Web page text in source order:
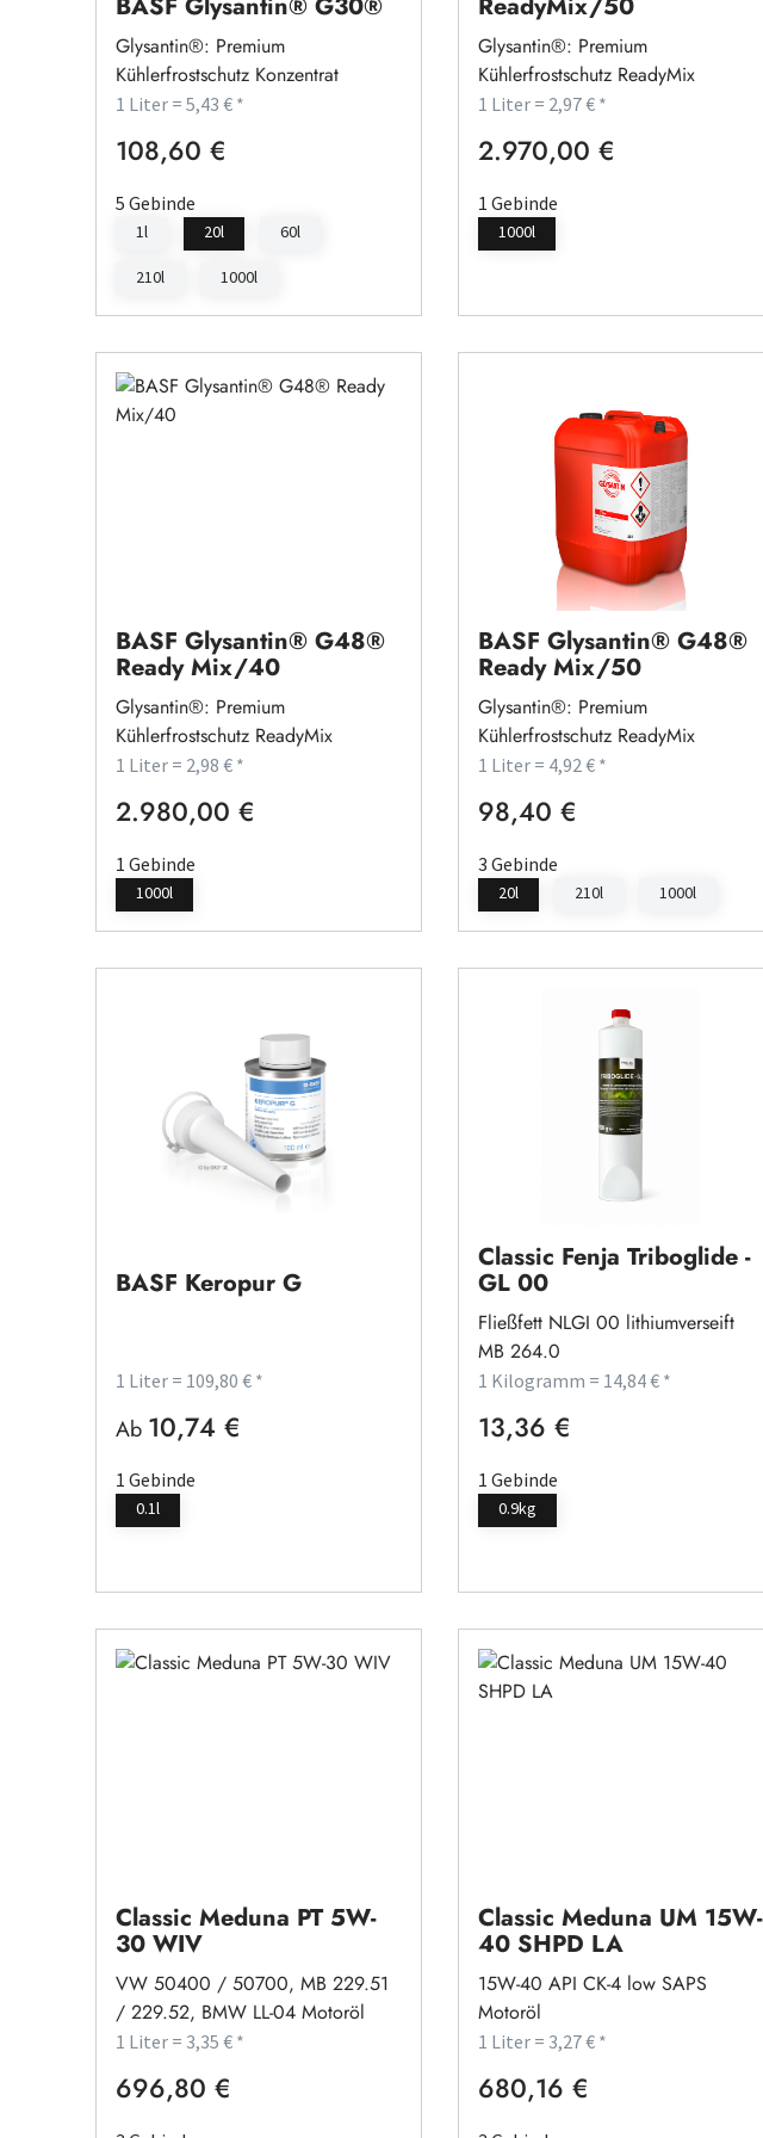
Glysantin®: Premium
Kühlerfrostschutz Konzentrat
1 Liter = 5,43 € *
Regulärer Preis:
108,60 €
5 Gebinde
1l 20l 60l
210l 1000l
Glysantin®: Premium
Kühlerfrostschutz ReadyMix
1 Liter = 2,97 € *
Regulärer Preis:
2.970,00 €
1 Gebinde
1000l
BASF Glysantin® G48®
Ready Mix/40
Glysantin®: Premium
Kühlerfrostschutz ReadyMix
1 Liter = 2,98 € *
Regulärer Preis:
2.980,00 €
1 Gebinde
1000l
BASF Glysantin® G48®
Ready Mix/50
Glysantin®: Premium
Kühlerfrostschutz ReadyMix
1 Liter = 4,92 € *
Regulärer Preis:
98,40 €
3 Gebinde
20l 210l 1000l
BASF Keropur G
1 Liter = 109,80 € *
Regulärer Preis:
Ab 10,74 €
1 Gebinde
0.1l
Classic Fenja Triboglide -
GL 00
Fließfett NLGI 00 lithiumverseift
MB 264.0
1 Kilogramm = 14,84 € *
Regulärer Preis:
13,36 €
1 Gebinde
0.9kg
Classic Meduna PT 5W-
30 WIV
VW 50400 / 50700, MB 229.51
/ 229.52, BMW LL-04 Motoröl
1 Liter = 3,35 € *
Regulärer Preis:
696,80 €
Classic Meduna UM 15W-
40 SHPD LA
15W-40 API CK-4 low SAPS
Motoröl
1 Liter = 3,27 € *
Regulärer Preis:
680,16 €